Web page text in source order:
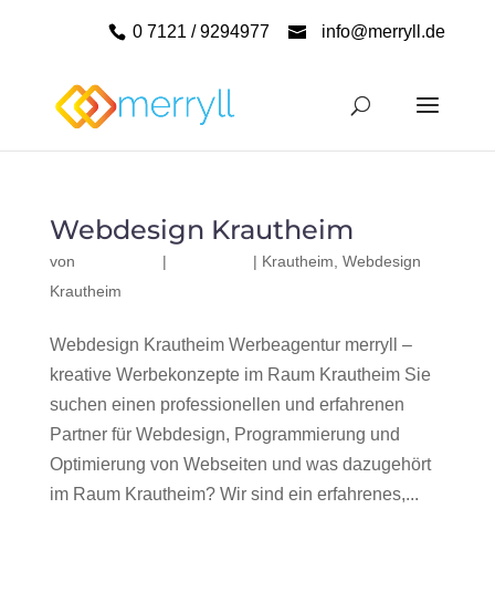
0 7121 / 9294977 info@merryll.de
Webdesign Krautheim
von | | Krautheim Webdesign
Krautheim
Webdesign Krautheim Werbeagentur merryll –
kreative Werbekonzepte im Raum Krautheim Sie
suchen einen professionellen und erfahrenen
Partner für Webdesign, Programmierung und
Optimierung von Webseiten und was dazugehört
im Raum Krautheim? Wir sind ein erfahrenes,...